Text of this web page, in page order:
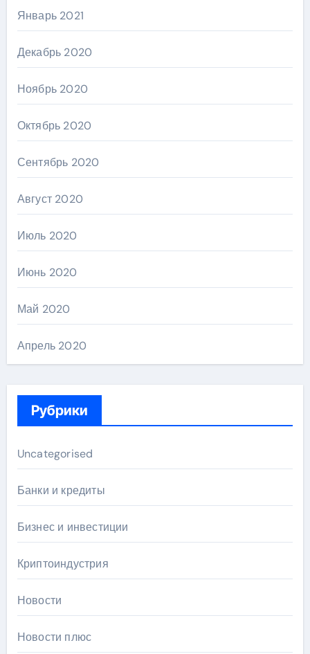
Январь 2021
Декабрь 2020
Ноябрь 2020
Октябрь 2020
Сентябрь 2020
Август 2020
Июль 2020
Июнь 2020
Май 2020
Апрель 2020
Рубрики
Uncategorised
Банки и кредиты
Бизнес и инвестиции
Криптоиндустрия
Новости
Новости плюс